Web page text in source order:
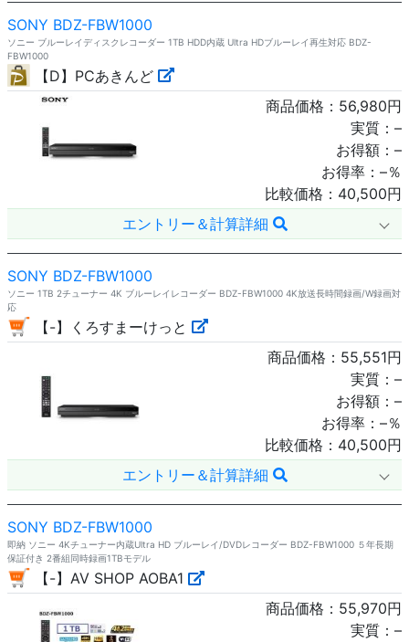
SONY BDZ-FBW1000
ソニー ブルーレイディスクレコーダー 1TB HDD内蔵 Ultra HDブルーレイ再生対応 BDZ-
FBW1000
【D】PCあきんど
商品価格： 56,980円
実質： –
お得額： –
お得率： –％
比較価格： 40,500円
エントリー＆計算詳細
SONY BDZ-FBW1000
ソニー 1TB 2チューナー 4K ブルーレイレコーダー BDZ-FBW1000 4K放送長時間録画/W録画対
応
【-】くろすまーけっと
商品価格： 55,551円
実質： –
お得額： –
お得率： –％
比較価格： 40,500円
エントリー＆計算詳細
SONY BDZ-FBW1000
即納 ソニー 4Kチューナー内蔵Ultra HD ブルーレイ/DVDレコーダー BDZ-FBW1000 ５年長期
保証付き 2番組同時録画1TBモデル
【-】AV SHOP AOBA1
商品価格： 55,970円
実質： –